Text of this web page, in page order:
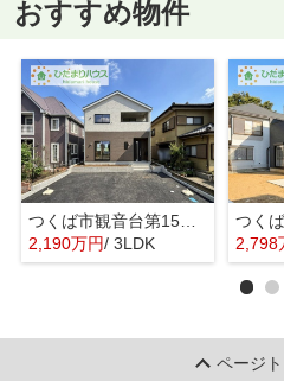
おすすめ物件
つくば市観音台第15 新築戸建
2,190万円/ 3LDK
2,798
ページ